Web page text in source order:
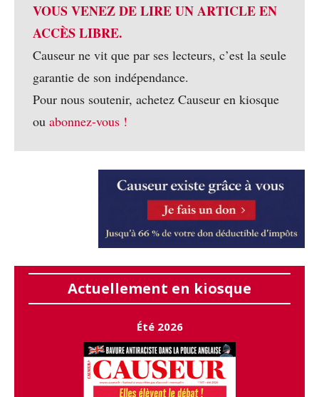
VOUS VENEZ DE LIRE UN ARTICLE EN
ACCÈS LIBRE.
Causeur ne vit que par ses lecteurs, c’est la seule
garantie de son indépendance.
Pour nous soutenir, achetez Causeur en kiosque
ou abonnez-vous !
Actuellement en kiosque
Été 2026